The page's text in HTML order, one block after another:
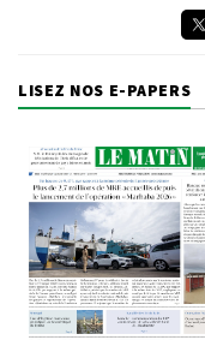
LISEZ NOS E-PAPERS